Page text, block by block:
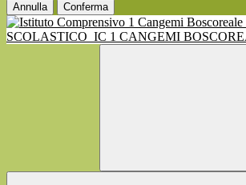
Annulla Conferma
SCOLASTICO IC 1 CANGEMI